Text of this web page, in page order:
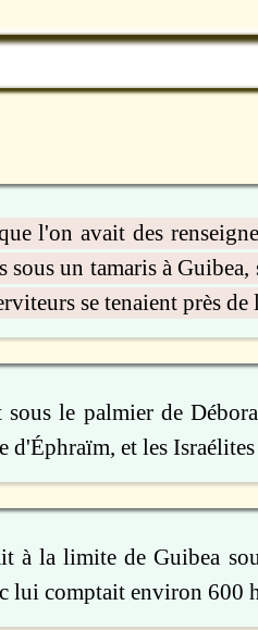
l'on avait des
sous un tamaris à
se tenaient près de
sous le palmier de
d'Éphraïm, et les
à la limite de Guibea
lui comptait environ 600